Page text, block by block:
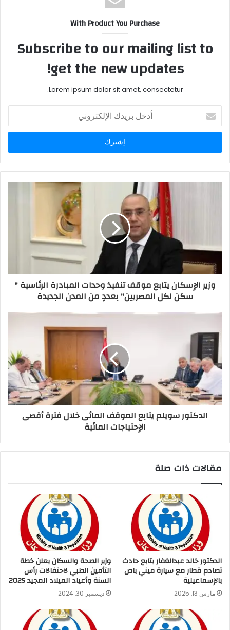
With Product You Purchase
Subscribe to our mailing list to
get the new updates!
Lorem ipsum dolor sit amet, consectetur.
بريدك
الإلكتروني
وزير الإسكان يتابع موقف تنفيذ وحدات المبادرة الرئاسية "
سكن لكل المصريين" بعددٍ من المدن الجديدة
الدكتور سويلم يتابع الموقف المائى خلال فترة أقصى
الإحتياجات المائية
مقالات ذات صلة
الدكتور خالد عبدالغفار يتابع حادث
تصادم قطار مع سيارة ميني باص
بالإسماعيلية
مارس 13, 2025
وزير الصحة والسكان يعلن خطة
التأمين الطبي لاحتفالات رأس
السنة وأعياد الميلاد المجيد 2025
ديسمبر 30, 2024